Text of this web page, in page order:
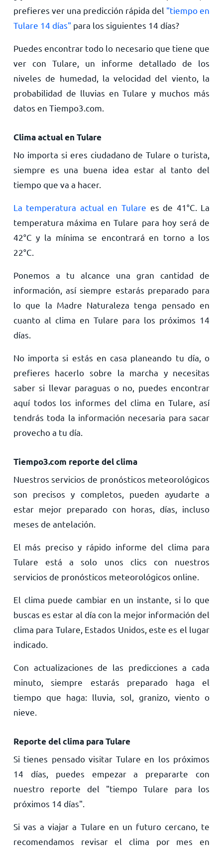
prefieres ver una predicción rápida del "tiempo en
Tulare 14 días" para los siguientes 14 días?
Puedes encontrar todo lo necesario que tiene que
ver con Tulare, un informe detallado de los
niveles de humedad, la velocidad del viento, la
probabilidad de lluvias en Tulare y muchos más
datos en Tiempo3.com.
Clima actual en Tulare
No importa si eres ciudadano de Tulare o turista,
siempre es una buena idea estar al tanto del
tiempo que va a hacer.
La temperatura actual en Tulare es de 41°C . La
temperatura máxima en Tulare para hoy será de
42°C y la mínima se encontrará en torno a los
22°C
Ponemos a tu alcance una gran cantidad de
información, así siempre estarás preparado para
lo que la Madre Naturaleza tenga pensado en
cuanto al clima en Tulare para los próximos 14
días.
No importa si estás en casa planeando tu día, o
prefieres hacerlo sobre la marcha y necesitas
saber si llevar paraguas o no, puedes encontrar
aquí todos los informes del clima en Tulare, así
tendrás toda la información necesaria para sacar
provecho a tu día.
Tiempo3.com reporte del clima
Nuestros servicios de pronósticos meteorológicos
son precisos y completos, pueden ayudarte a
estar mejor preparado con horas, días, incluso
meses de antelación.
El más preciso y rápido informe del clima para
Tulare está a solo unos clics con nuestros
servicios de pronósticos meteorológicos online.
El clima puede cambiar en un instante, si lo que
buscas es estar al día con la mejor información del
clima para Tulare, Estados Unidos, este es el lugar
indicado.
Con actualizaciones de las predicciones a cada
minuto, siempre estarás preparado haga el
tiempo que haga: lluvia, sol, granizo, viento o
nieve.
Reporte del clima para Tulare
Si tienes pensado visitar Tulare en los próximos
14 días, puedes empezar a prepararte con
nuestro reporte del "tiempo Tulare para los
próximos 14 días".
Si vas a viajar a Tulare en un futuro cercano, te
recomendamos revisar el clima por mes en